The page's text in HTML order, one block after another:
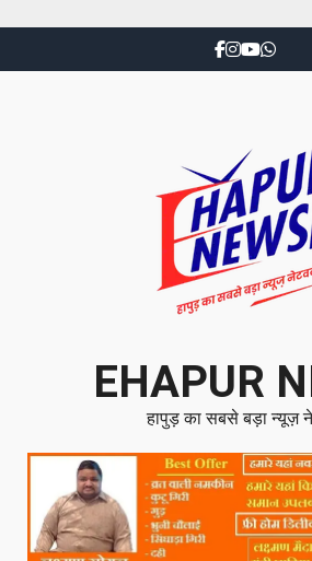
EHAPUR
हापुड़ का सबसे बड़ा न्यूज़